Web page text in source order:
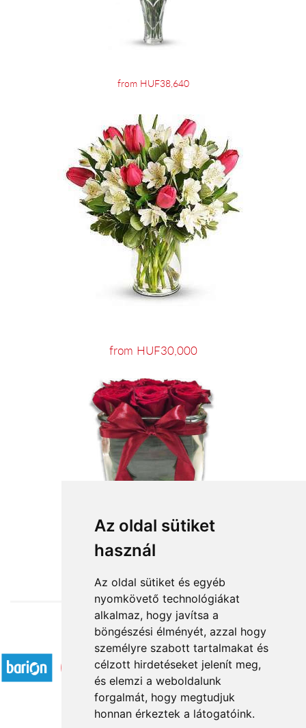
Az oldal sütiket
használ
Az oldal sütiket és egyéb
nyomkövető technológiákat
alkalmaz, hogy javítsa a
böngészési élményét, azzal hogy
személyre szabott tartalmakat és
célzott hirdetéseket jelenít meg,
és elemzi a weboldalunk
forgalmát, hogy megtudjuk
honnan érkeztek a látogatóink.
from HUF38,640
from HUF30,000
from HUF35,296
Accepted payment methods